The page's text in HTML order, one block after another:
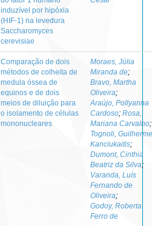
induzível por hipóxia
(HIF-1) na levedura
Saccharomyces
cerevisiae
Comparação de dois
métodos de colheita de
medula óssea de
equinos e de dois
meios de diluição para
o isolamento de células
mononucleares
Moraes, Júlia
Miranda de;
Bravo, Martha
Oliveira;
Araújo, Pollyanna
Cardoso; Rosa,
Mariana Carvalho;
Tognoli, Guilherme
Kanciukaitis;
Dumont, Cinthia
Beatriz da Silva;
Varanda, Luís
Fernando de
Oliveira;
Godoy, Roberta
Ferro de